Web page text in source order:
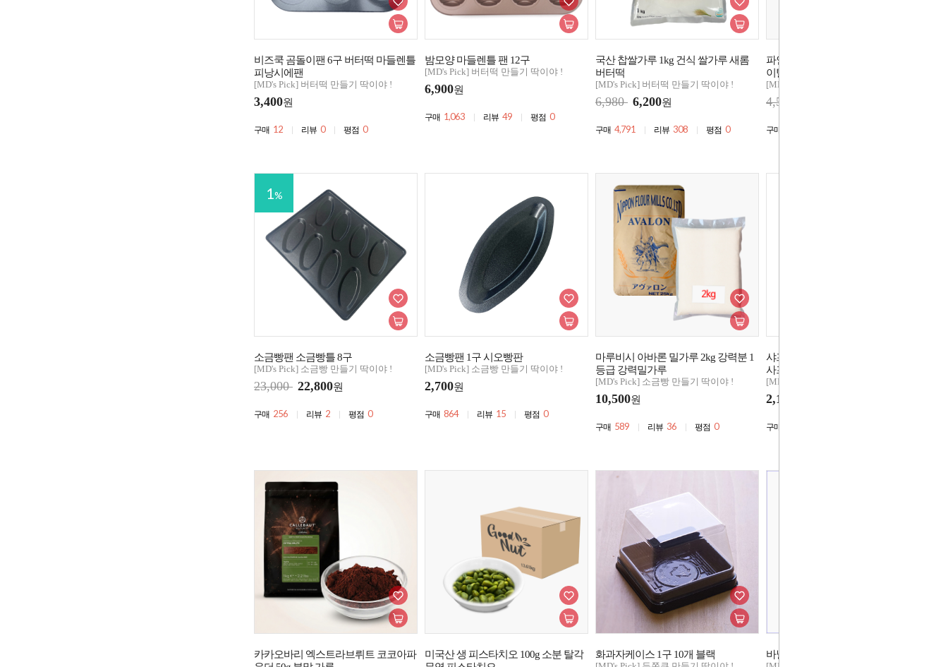
비즈쿡 곰돌이팬 6구 버터떡 마들렌틀
피낭시에팬
[MD's Pick] 버터떡 만들기 딱이야 !
3,400원
구매 12 리뷰 0 평점 0
밤모양 마들렌틀 팬 12구
[MD's Pick] 버터떡 만들기 딱이야 !
6,900원
구매 1,063 리뷰 49 평점 0
국산 찹쌀가루 1kg 건식 쌀가루 새롬
버터떡
[MD's Pick] 버터떡 만들기 딱이야 !
6,980 6,200원
구매 4,791 리뷰 308 평점 0
파인소프트T 500g 소분 타피오카 수분
이탈방지 찰고구마빵
[MD's Pick] 버터떡 만들기 딱이야 !
4,500
구매
1 %
소금빵팬 소금빵틀 8구
[MD's Pick] 소금빵 만들기 딱이야 !
23,000 22,800원
구매 256 리뷰 2 평점 0
소금빵팬 1구 시오빵판
[MD's Pick] 소금빵 만들기 딱이야 !
2,700원
구매 864 리뷰 15 평점 0
마루비시 아바론 밀가루 2kg 강력분 1
등급 강력밀가루
[MD's Pick] 소금빵 만들기 딱이야 !
10,500원
구매 589 리뷰 36 평점 0
샤프 드라이이스트 레드 125g (저당)
사프인스탄트
[MD's Pick] 소금빵 만들기 딱이야 !
2,150
구매
카카오바리 엑스트라브뤼트 코코아파
미국산 생 피스타치오 100g 소분 탈각
화과자케이스 1구 10개 블랙 바닐라익스트랙 30g 퓨어 익스트렉